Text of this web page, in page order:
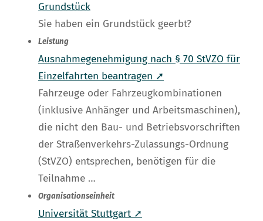
Grundstück
Sie haben ein Grundstück geerbt?
Leistung
Ausnahmegenehmigung nach § 70 StVZO für
Einzelfahrten beantragen ➚
Fahrzeuge oder Fahrzeugkombinationen
(inklusive Anhänger und Arbeitsmaschinen),
die nicht den Bau- und Betriebsvorschriften
der Straßenverkehrs-Zulassungs-Ordnung
(StVZO) entsprechen, benötigen für die
Teilnahme …
Organisationseinheit
Universität Stuttgart ➚